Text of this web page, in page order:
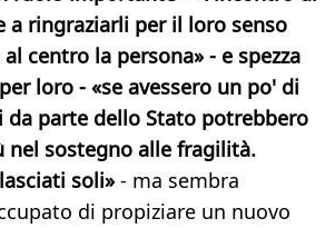
a ringraziarli per il loro senso
centro la persona» - e spezza
loro - «se avessero un po' di
parte dello Stato potrebbero
nel sostegno alle fragilità.
soli» - ma sembra
di propiziare un nuovo